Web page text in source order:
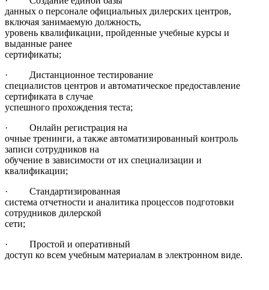
данных о персонале официальных дилерских центров,
включая занимаемую должность,
уровень квалификации, пройденные учебные курсы и
выданные ранее
сертификаты;
· Дистанционное тестирование
специалистов центров и автоматическое предоставление
сертификата в случае
успешного прохождения теста;
· Онлайн регистрация на
очные тренинги, а также автоматизированный контроль
записи сотрудников на
обучение в зависимости от их специализации и
квалификации;
· Стандартизированная
система отчетности и аналитика процессов подготовки
сотрудников дилерской
сети;
· Простой и оперативный
доступ ко всем учебным материалам в электронном виде.